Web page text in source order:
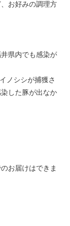
お好みの調理方
県内でも感染が
ノシシが捕獲さ
した豚が出なか
お届けはできま